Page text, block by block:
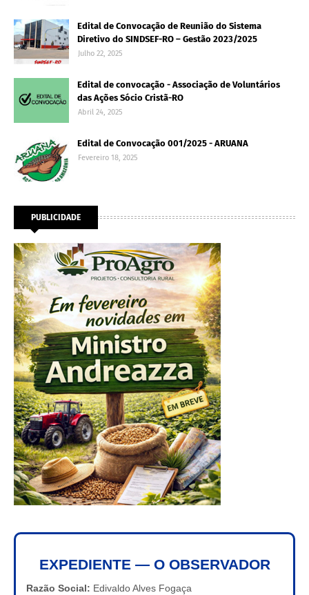
Edital de Convocação de Reunião do Sistema
Diretivo do SINDSEF-RO – Gestão 2023/2025
Julho 22, 2025
Edital de convocação - Associação de Voluntários
das Ações Sócio Cristã-RO
Abril 24, 2025
Edital de Convocação 001/2025 - ARUANA
Fevereiro 18, 2025
PUBLICIDADE
EXPEDIENTE — O OBSERVADOR
Razão Social: Edivaldo Alves Fogaça